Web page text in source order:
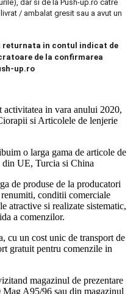
dar si de la Push-up.ro catre
/ ambalat gresit sau a avut un
returnata in contul indicat de
de la confirmarea
up.ro
in vara anului 2020,
si Articolele de lenjerie
o larga gama de articole de
din UE, Turcia si China
de produse de la producatori
conditii comerciale
atractive si realizate sistematic,
a comenzilor.
cu un cost unic de transport de
gratuit pentru comenzile in
magazinul de prezentare
A95/96 sau din magazinul